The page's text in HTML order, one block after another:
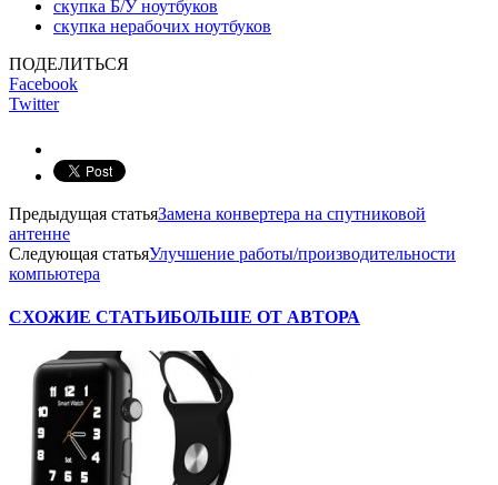
скупка Б/У ноутбуков
скупка нерабочих ноутбуков
ПОДЕЛИТЬСЯ
Facebook
Twitter
Предыдущая статьяЗамена конвертера на спутниковой
антенне
Следующая статьяУлучшение работы/производительности
компьютера
СХОЖИЕ СТАТЬИБОЛЬШЕ ОТ АВТОРА